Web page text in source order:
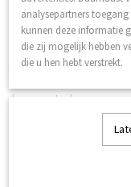
kunnen direct
heeft een dikte van
De schilderijen zijn
schilderij heeft een
de muur te hangen.
Er wordt gebruik
zorgt ervoor dat de
lange levensduur
tegen zonneschijn,
analysepartners
kunnen deze informatie
die zij mogelijk hebben
die u hen hebt verstrekt.